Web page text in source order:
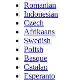
Romanian
Indonesian
Czech
Afrikaans
Swedish
Polish
Basque
Catalan
Esperanto